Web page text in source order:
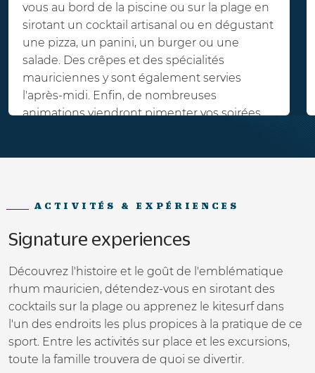
vous au bord de la piscine ou sur la plage en
sirotant un cocktail artisanal ou en dégustant
une pizza, un panini, un burger ou une
salade. Des crêpes et des spécialités
mauriciennes y sont également servies
l'après-midi. Enfin, de nombreuses
animations viendront pimenter vos soirées.
ACTIVITÉS & EXPÉRIENCES
Signature experiences
Découvrez l'histoire et le goût de l'emblématique
rhum mauricien, détendez-vous en sirotant des
cocktails sur la plage ou apprenez le kitesurf dans
l'un des endroits les plus propices à la pratique de ce
sport. Entre les activités sur place et les excursions,
toute la famille trouvera de quoi se divertir.